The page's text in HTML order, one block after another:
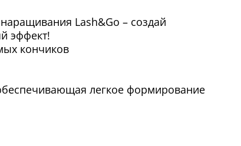
Lash&Go – создай
эффект!
кончиков
легкое формирование